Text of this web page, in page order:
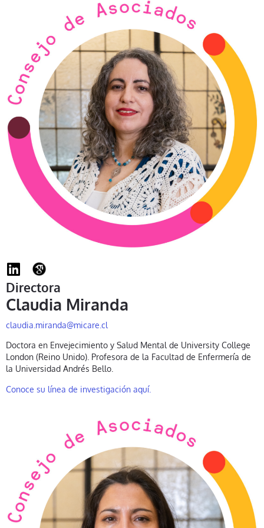
Directora
Claudia Miranda
claudia.miranda@micare.cl
Doctora en Envejecimiento y Salud Mental de University College
London (Reino Unido). Profesora de la Facultad de Enfermería de
la Universidad Andrés Bello.
Conoce su línea de investigación aquí.